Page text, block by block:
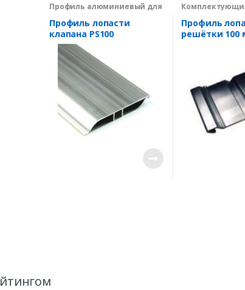
Профиль алюминиевый для
клапанов
Профиль лопасти
клапана PS100
производства
Профиль
решётки 100